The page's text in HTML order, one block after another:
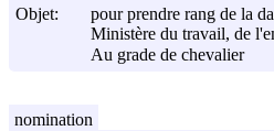
Objet:
pour prendre rang de la
Ministère du travail, de
Au grade de chevalier
nomination